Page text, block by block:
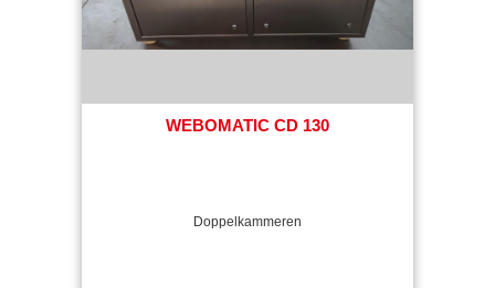
WEBOMATIC CD 130
Doppelkammeren